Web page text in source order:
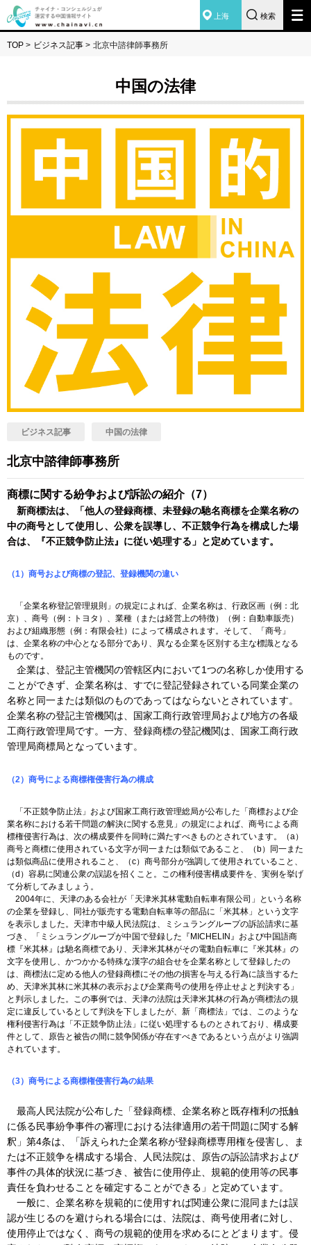
上海 検索
TOP > ビジネス記事 > 北京中諮律師事務所
中国の法律
ビジネス記事 中国の法律
北京中諮律師事務所
商標に関する紛争および訴訟の紹介（7）
新商標法は、「他人の登録商標、未登録の馳名商標を企業名称の
中の商号として使用し、公衆を誤導し、不正競争行為を構成した場
合は、『不正競争防止法』に従い処理する」と定めています。
（1）商号および商標の登記、登録機関の違い
「企業名称登記管理規則」の規定によれば、企業名称は、行政区画（例：北
京）、商号（例：トヨタ）、業種（または経営上の特徴）（例：自動車販売）
および組織形態（例：有限会社）によって構成されます。そして、「商号」
は、企業名称の中心となる部分であり、異なる企業を区別する主な標識となる
ものです。
企業は、登記主管機関の管轄区内において1つの名称しか使用する
ことができず、企業名称は、すでに登記登録されている同業企業の
名称と同一または類似のものであってはならないとされています。
企業名称の登記主管機関は、国家工商行政管理局および地方の各級
工商行政管理局です。一方、登録商標の登記機関は、国家工商行政
管理局商標局となっています。
（2）商号による商標権侵害行為の構成
「不正競争防止法」および国家工商行政管理総局が公布した「商標および企
業名称における若干問題の解決に関する意見」の規定によれば、商号による商
標権侵害行為は、次の構成要件を同時に満たすべきものとされています。（a）
商号と商標に使用されている文字が同一または類似であること、（b）同一また
は類似商品に使用されること、（c）商号部分が強調して使用されていること、
（d）容易に関連公衆の誤認を招くこと。この権利侵害構成要件を、実例を挙げ
て分析してみましょう。
2004年に、天津のある会社が「天津米其林電動自転車有限公司」という名称
の企業を登録し、同社が販売する電動自転車等の部品に「米其林」という文字
を表示しました。天津市中級人民法院は、ミシュラングループの訴訟請求に基
づき、「ミシュラングループが中国で登録した『MICHELIN』および中国語商
標『米其林』は馳名商標であり、天津米其林がその電動自転車に『米其林』の
文字を使用し、かつかかる特殊な漢字の組合せを企業名称として登録したの
は、商標法に定める他人の登録商標にその他の損害を与える行為に該当するた
め、天津米其林に米其林の表示および企業商号の使用を停止せよと判決する」
と判示しました。この事例では、天津の法院は天津米其林の行為が商標法の規
定に違反しているとして判決を下しましたが、新「商標法」では、このような
権利侵害行為は「不正競争防止法」に従い処理するものとされており、構成要
件として、原告と被告の間に競争関係が存在すべきであるという点がより強調
されています。
（3）商号による商標権侵害行為の結果
最高人民法院が公布した「登録商標、企業名称と既存権利の抵触
に係る民事紛争事件の審理における法律適用の若干問題に関する解
釈」第4条は、「訴えられた企業名称が登録商標専用権を侵害し、ま
たは不正競争を構成する場合、人民法院は、原告の訴訟請求および
事件の具体的状況に基づき、被告に使用停止、規範的使用等の民事
責任を負わせることを確定することができる」と定めています。
一般に、企業名称を規範的に使用すれば関連公衆に混同または誤
認が生じるのを避けられる場合には、法院は、商号使用者に対し、
使用停止ではなく、商号の規範的使用を求めるにとどまります。侵